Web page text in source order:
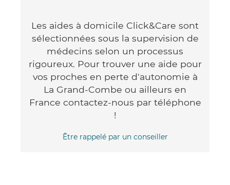
Les aides à domicile Click&Care sont
sélectionnées sous la supervision de
médecins selon un processus
rigoureux. Pour trouver une aide pour
vos proches en perte d'autonomie à
La Grand-Combe ou ailleurs en
France contactez-nous par téléphone
!
Être rappelé par un conseiller